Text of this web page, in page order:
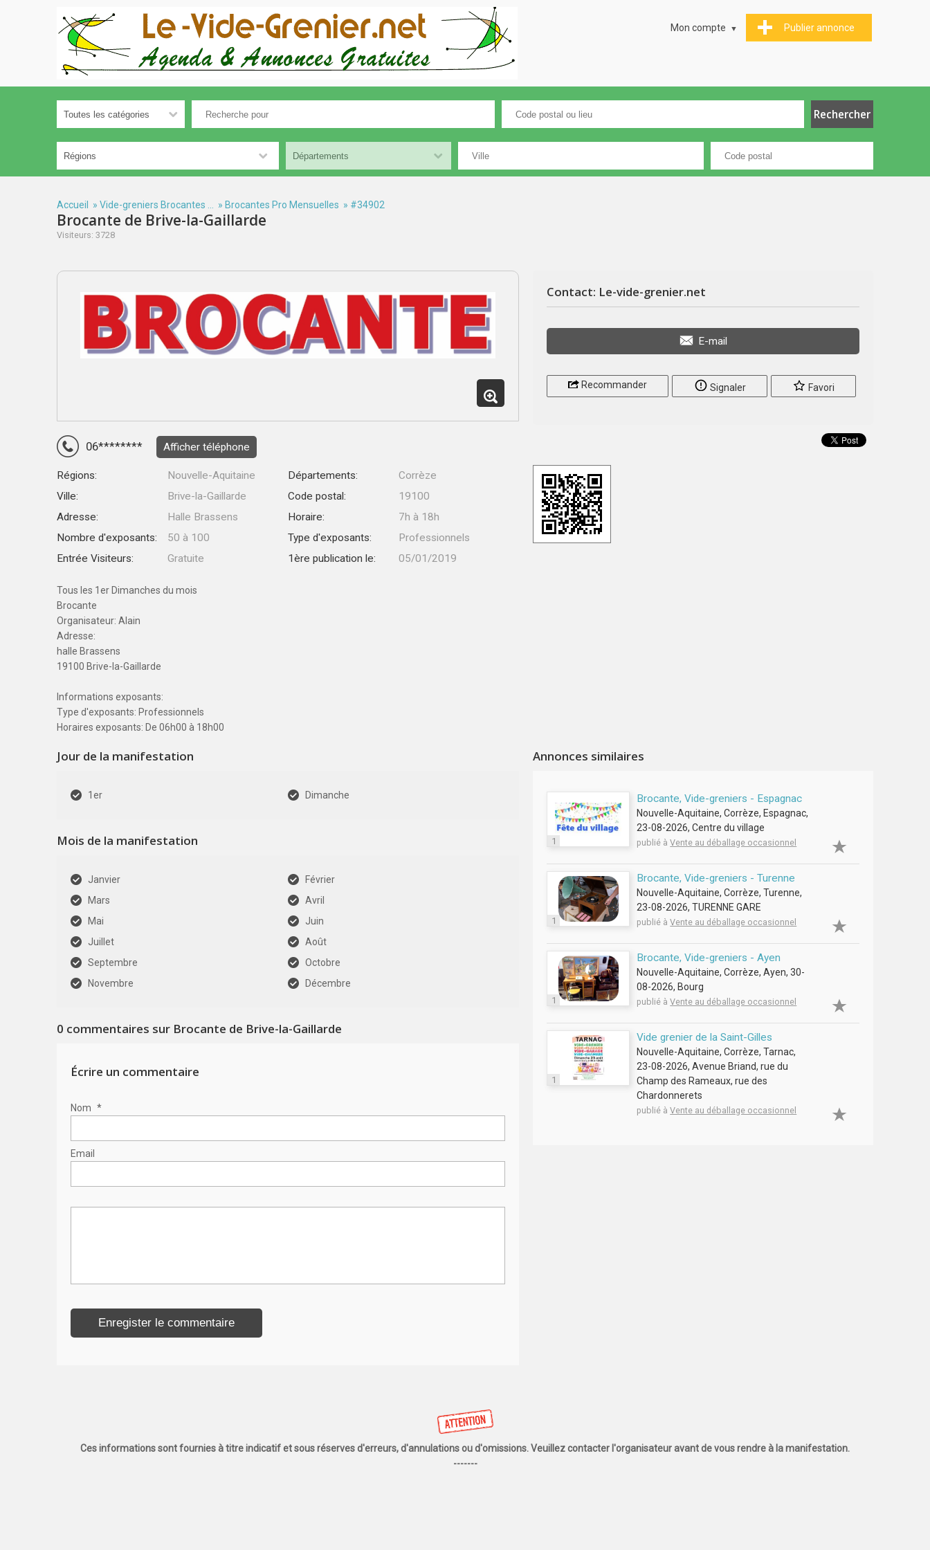
Publier annonce
Mon compte
Accueil » Vide-greniers Brocantes ... » Brocantes Pro Mensuelles » #34902
Brocante de Brive-la-Gaillarde
Visiteurs: 3728
06******** Afficher téléphone
Régions: Nouvelle-Aquitaine Départements:
Corrèze
Ville:
Brive-la-Gaillarde Code postal:
19100
Adresse:
Halle Brassens Horaire:
7h à 18h
Nombre d'exposants:
50 à 100 Type d'exposants:
Professionnels
Entrée Visiteurs:
Gratuite 1ère publication le: 05/01/2019
Tous les 1er Dimanches du mois
Brocante
Organisateur: Alain
Adresse:
halle Brassens
19100 Brive-la-Gaillarde
Informations exposants:
Type d'exposants: Professionnels
Horaires exposants: De 06h00 à 18h00
Jour de la manifestation
1er Dimanche
Mois de la manifestation
Janvier
Février
Mars
Avril
Mai
Juin
Juillet
Août
Septembre
Octobre
Novembre
Décembre
0 commentaires sur Brocante de Brive-la-Gaillarde
Écrire un commentaire
Nom *
Email
Contact: Le-vide-grenier.net
E-mail
Recommander Signaler Favori
Annonces similaires
1
Brocante, Vide-greniers - Espagnac
Nouvelle-Aquitaine, Corrèze, Espagnac,
23-08-2026, Centre du village
publié àVente au déballage occasionnel
1
Brocante, Vide-greniers - Turenne
Nouvelle-Aquitaine, Corrèze, Turenne,
23-08-2026, TURENNE GARE
publié àVente au déballage occasionnel
1
Brocante, Vide-greniers - Ayen
Nouvelle-Aquitaine, Corrèze, Ayen, 30-
08-2026, Bourg
publié àVente au déballage occasionnel
1
Vide grenier de la Saint-Gilles
Nouvelle-Aquitaine, Corrèze, Tarnac,
23-08-2026, Avenue Briand, rue du
Champ des Rameaux, rue des
Chardonnerets
publié àVente au déballage occasionnel
Ces informations sont fournies à titre indicatif et sous réserves d'erreurs, d'annulations ou d'omissions. Veuillez contacter l'organisateur avant de vous rendre à la manifestation.
-------